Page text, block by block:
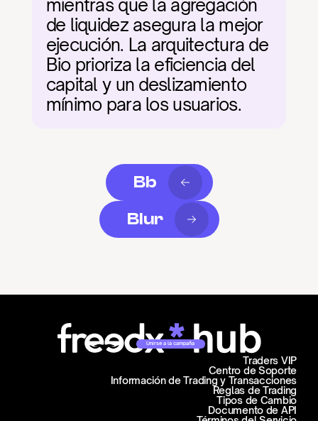
mientras que la agregación
de liquidez asegura la mejor
ejecución. La arquitectura de
Bio prioriza la eficiencia del
capital y un deslizamiento
mínimo para los usuarios.
Bb
Blur
Unirse a la campaña
Centro de Soporte
Información de Trading y Transacciones
Traders VIP
Reglas de Trading
Tipos de Cambio
Documento de API